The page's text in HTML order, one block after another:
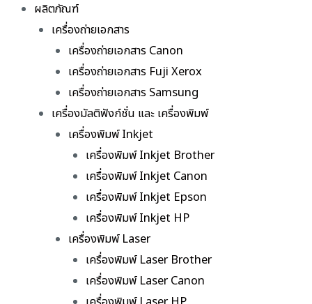
ผลิตภัณฑ์
เครื่องถ่ายเอกสาร
เครื่องถ่ายเอกสาร Canon
เครื่องถ่ายเอกสาร Fuji Xerox
เครื่องถ่ายเอกสาร Samsung
เครื่องมัลติฟังก์ชั่น และ เครื่องพิมพ์
เครื่องพิมพ์ Inkjet
เครื่องพิมพ์ Inkjet Brother
เครื่องพิมพ์ Inkjet Canon
เครื่องพิมพ์ Inkjet Epson
เครื่องพิมพ์ Inkjet HP
เครื่องพิมพ์ Laser
เครื่องพิมพ์ Laser Brother
เครื่องพิมพ์ Laser Canon